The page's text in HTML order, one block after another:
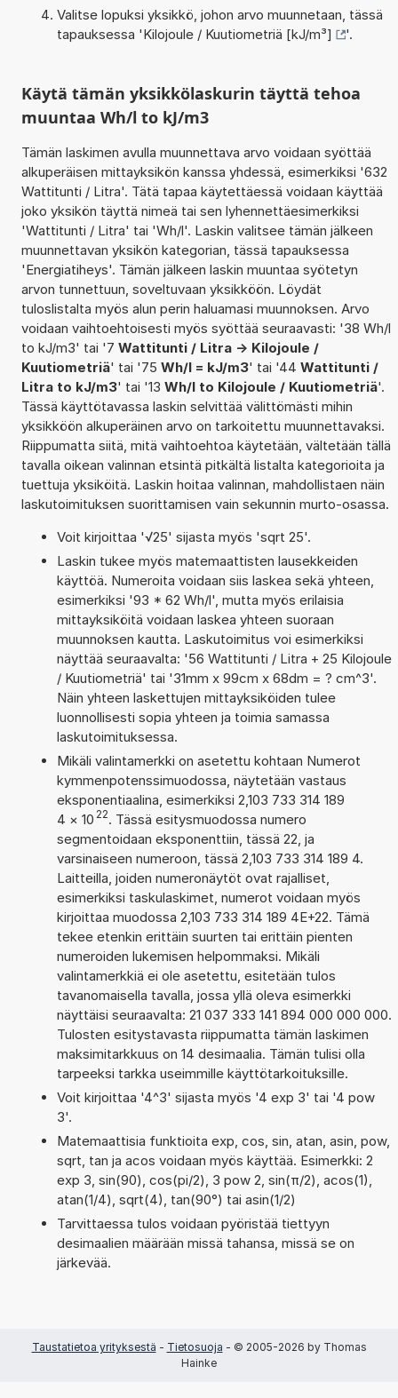
Valitse lopuksi yksikkö, johon arvo muunnetaan, tässä
tapauksessa 'Kilojoule / Kuutiometriä [kJ/m³] '.
Käytä tämän yksikkölaskurin täyttä tehoa
muuntaa Wh/l to kJ/m3
Tämän laskimen avulla muunnettava arvo voidaan syöttää
alkuperäisen mittayksikön kanssa yhdessä, esimerkiksi '632
Wattitunti / Litra'. Tätä tapaa käytettäessä voidaan käyttää
joko yksikön täyttä nimeä tai sen lyhennettäesimerkiksi
'Wattitunti / Litra' tai 'Wh/l'. Laskin valitsee tämän jälkeen
muunnettavan yksikön kategorian, tässä tapauksessa
'Energiatiheys'. Tämän jälkeen laskin muuntaa syötetyn
arvon tunnettuun, soveltuvaan yksikköön. Löydät
tuloslistalta myös alun perin haluamasi muunnoksen. Arvo
voidaan vaihtoehtoisesti myös syöttää seuraavasti: '38 Wh/l
to kJ/m3' tai '7 Wattitunti / Litra -> Kilojoule /
Kuutiometriä' tai '75 Wh/l = kJ/m3' tai '44 Wattitunti /
Litra to kJ/m3' tai '13 Wh/l to Kilojoule / Kuutiometriä'.
Tässä käyttötavassa laskin selvittää välittömästi mihin
yksikköön alkuperäinen arvo on tarkoitettu muunnettavaksi.
Riippumatta siitä, mitä vaihtoehtoa käytetään, vältetään tällä
tavalla oikean valinnan etsintä pitkältä listalta kategorioita ja
tuettuja yksiköitä. Laskin hoitaa valinnan, mahdollistaen näin
laskutoimituksen suorittamisen vain sekunnin murto-osassa.
Voit kirjoittaa '√25' sijasta myös 'sqrt 25'.
Laskin tukee myös matemaattisten lausekkeiden
käyttöä. Numeroita voidaan siis laskea sekä yhteen,
esimerkiksi '93 * 62 Wh/l', mutta myös erilaisia
mittayksiköitä voidaan laskea yhteen suoraan
muunnoksen kautta. Laskutoimitus voi esimerkiksi
näyttää seuraavalta: '56 Wattitunti / Litra + 25 Kilojoule
/ Kuutiometriä' tai '31mm x 99cm x 68dm = ? cm^3'.
Näin yhteen laskettujen mittayksiköiden tulee
luonnollisesti sopia yhteen ja toimia samassa
laskutoimituksessa.
Mikäli valintamerkki on asetettu kohtaan Numerot
kymmenpotenssimuodossa, näytetään vastaus
eksponentiaalina, esimerkiksi 2,103 733 314 189
4 × 10 22. Tässä esitysmuodossa numero
segmentoidaan eksponenttiin, tässä 22, ja
varsinaiseen numeroon, tässä 2,103 733 314 189 4.
Laitteilla, joiden numeronäytöt ovat rajalliset,
esimerkiksi taskulaskimet, numerot voidaan myös
kirjoittaa muodossa 2,103 733 314 189 4E+22. Tämä
tekee etenkin erittäin suurten tai erittäin pienten
numeroiden lukemisen helpommaksi. Mikäli
valintamerkkiä ei ole asetettu, esitetään tulos
tavanomaisella tavalla, jossa yllä oleva esimerkki
näyttäisi seuraavalta: 21 037 333 141 894 000 000 000.
Tulosten esitystavasta riippumatta tämän laskimen
maksimitarkkuus on 14 desimaalia. Tämän tulisi olla
tarpeeksi tarkka useimmille käyttötarkoituksille.
Voit kirjoittaa '4^3' sijasta myös '4 exp 3' tai '4 pow
3'.
Matemaattisia funktioita exp, cos, sin, atan, asin, pow,
sqrt, tan ja acos voidaan myös käyttää. Esimerkki: 2
exp 3, sin(90), cos(pi/2), 3 pow 2, sin(π/2), acos(1),
atan(1/4), sqrt(4), tan(90°) tai asin(1/2)
Tarvittaessa tulos voidaan pyöristää tiettyyn
desimaalien määrään missä tahansa, missä se on
järkevää.
Taustatietoa yrityksestä - Tietosuoja - © 2005-2026 by Thomas
Hainke